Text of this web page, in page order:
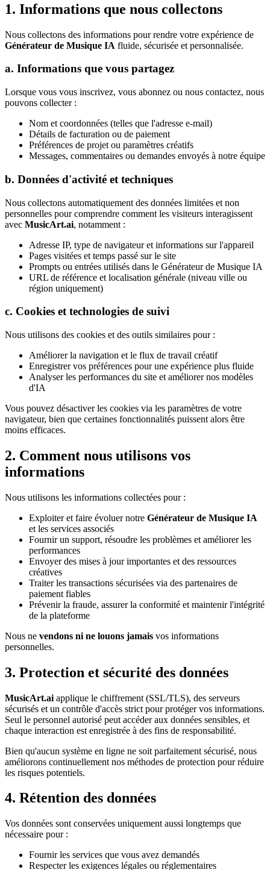
1. Informations que nous collectons
Nous collectons des informations pour rendre votre expérience de
Générateur de Musique IA fluide, sécurisée et personnalisée.
a. Informations que vous partagez
Lorsque vous vous inscrivez, vous abonnez ou nous contactez, nous
pouvons collecter :
Nom et coordonnées (telles que l'adresse e-mail)
Détails de facturation ou de paiement
Préférences de projet ou paramètres créatifs
Messages, commentaires ou demandes envoyés à notre équipe
b. Données d'activité et techniques
Nous collectons automatiquement des données limitées et non
personnelles pour comprendre comment les visiteurs interagissent
avec MusicArt.ai, notamment :
Adresse IP, type de navigateur et informations sur l'appareil
Pages visitées et temps passé sur le site
Prompts ou entrées utilisés dans le Générateur de Musique IA
URL de référence et localisation générale (niveau ville ou
région uniquement)
c. Cookies et technologies de suivi
Nous utilisons des cookies et des outils similaires pour :
Améliorer la navigation et le flux de travail créatif
Enregistrer vos préférences pour une expérience plus fluide
Analyser les performances du site et améliorer nos modèles
d'IA
Vous pouvez désactiver les cookies via les paramètres de votre
navigateur, bien que certaines fonctionnalités puissent alors être
moins efficaces.
2. Comment nous utilisons vos
informations
Nous utilisons les informations collectées pour :
Exploiter et faire évoluer notre Générateur de Musique IA
et les services associés
Fournir un support, résoudre les problèmes et améliorer les
performances
Envoyer des mises à jour importantes et des ressources
créatives
Traiter les transactions sécurisées via des partenaires de
paiement fiables
Prévenir la fraude, assurer la conformité et maintenir l'intégrité
de la plateforme
Nous ne vendons ni ne louons jamais vos informations
personnelles.
3. Protection et sécurité des données
MusicArt.ai applique le chiffrement (SSL/TLS), des serveurs
sécurisés et un contrôle d'accès strict pour protéger vos informations.
Seul le personnel autorisé peut accéder aux données sensibles, et
chaque interaction est enregistrée à des fins de responsabilité.
Bien qu'aucun système en ligne ne soit parfaitement sécurisé, nous
améliorons continuellement nos méthodes de protection pour réduire
les risques potentiels.
4. Rétention des données
Vos données sont conservées uniquement aussi longtemps que
nécessaire pour :
Fournir les services que vous avez demandés
Respecter les exigences légales ou réglementaires